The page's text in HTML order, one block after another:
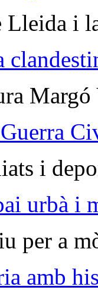
i
Margó
i
urbà i
per a
amb